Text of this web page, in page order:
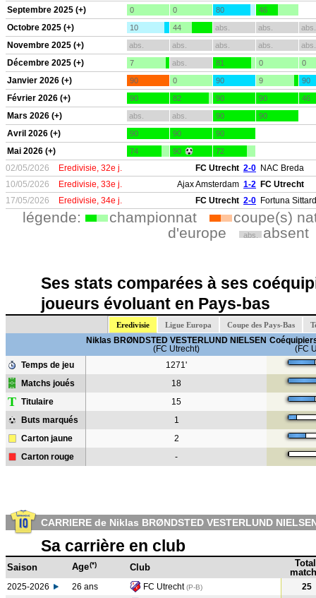
Septembre 2025 (+) 0 0 80 46
Octobre 2025 (+) 10 44 abs. abs. abs.
Novembre 2025 (+) abs. abs. abs. abs. abs.
Décembre 2025 (+) 7 abs. 81 0 0
Janvier 2026 (+) 90 0 90 9 90
Février 2026 (+) 90 82 90 90 46
Mars 2026 (+) abs. abs. 90 90
Avril 2026 (+) 90 90 90
Mai 2026 (+) 74 90 72
02/05/2026 Eredivisie, 32e j. FC Utrecht 2-0 NAC Breda
10/05/2026
Eredivisie, 33e j. Ajax Amsterdam 1-2 FC Utrecht
17/05/2026
Eredivisie, 34e j. FC Utrecht 2-0 Fortuna Sittard
légende: championnat
coupe(s)
d'europe
abs. absent
Ses stats comparées à ses
joueurs évoluant en Pays-bas
Eredivisie Ligue Europa Coupe des Pays-Bas
Niklas BRØNDSTED VESTERLUND NIELSEN
(FC Utrecht)
(FC
Temps de jeu
1271'
Matchs joués
18
T Titulaire
15
Buts marqués
1
Carton jaune
2
Carton rouge
-
CARRIERE de Niklas BRØNDSTED VESTERLUND
Sa carrière en club
Saison Age(*) Club
Total
2025-2026 26 ans FC Utrecht(P-B)
25